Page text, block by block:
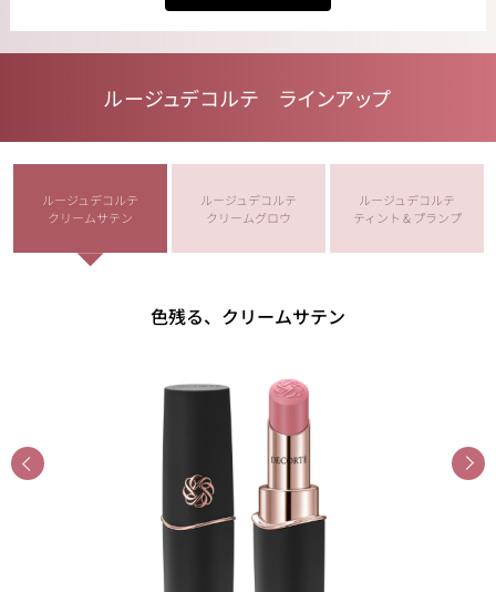
ルージュデコルテ ラインアップ
ルージュデコルテ
クリームサテン
ルージュデコルテ
クリームグロウ
ルージュデコルテ
ティント & プランプ
色残る、クリームサテン